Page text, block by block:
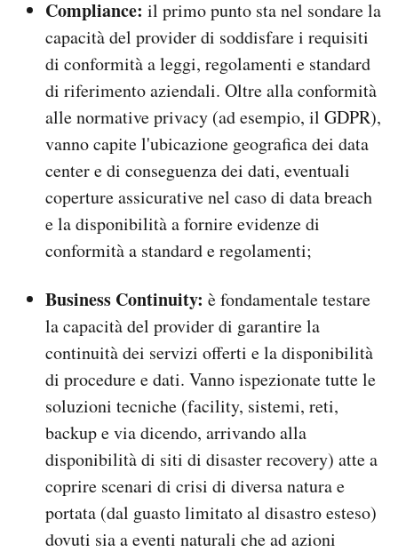
Compliance: il primo punto sta nel sondare la
capacità del provider di soddisfare i requisiti
di conformità a leggi, regolamenti e standard
di riferimento aziendali. Oltre alla conformità
alle normative privacy (ad esempio, il GDPR),
vanno capite l'ubicazione geografica dei data
center e di conseguenza dei dati, eventuali
coperture assicurative nel caso di data breach
e la disponibilità a fornire evidenze di
conformità a standard e regolamenti;
Business Continuity: è fondamentale testare
la capacità del provider di garantire la
continuità dei servizi offerti e la disponibilità
di procedure e dati. Vanno ispezionate tutte le
soluzioni tecniche (facility, sistemi, reti,
backup e via dicendo, arrivando alla
disponibilità di siti di disaster recovery) atte a
coprire scenari di crisi di diversa natura e
portata (dal guasto limitato al disastro esteso)
dovuti sia a eventi naturali che ad azioni